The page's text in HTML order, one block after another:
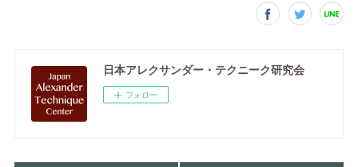
日本アレクサンダー・テクニーク研究会
フォロー